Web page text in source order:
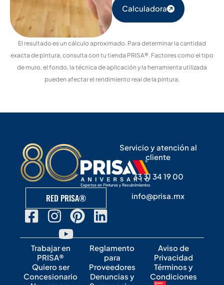
Calculadora
El resultado es un cálculo aproximado. Para determinar la cantidad
exacta de pintura, consulta con tu tienda PRISA®. Factores como el tipo
de muro, el fondo, la técnica de aplicación y la herramienta utilizada
pueden afectar el rendimiento real de la pintura.
RED PRISA®
Servicio y atención al
cliente
33 31 34 19 00
info@prisa.mx
Trabajar en
PRISA®
Quiero ser
Concesionario
Reglamento
para
Proveedores
Denuncias y
Aviso de
Privacidad
Términos y
Condiciones